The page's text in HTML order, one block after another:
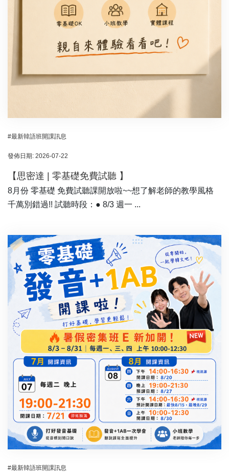
#最新韓語班開課訊息
發佈日期: 2026-07-22
【思密達 | 零基礎免費試聽 】
8月份 零基礎 免費試聽課開放啦~~想了解老師的教學風格
千萬別錯過!! 試聽時段：● 8/3 週一 ...
#最新韓語班開課訊息